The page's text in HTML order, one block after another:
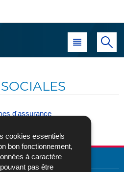
cookies essentiels
bon fonctionnement,
à caractère
pas être
Menu principal
d'assurance
2017